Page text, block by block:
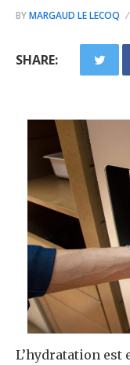
BYMARGAUD LE LECOQ
SHARE:
L’hydratation est